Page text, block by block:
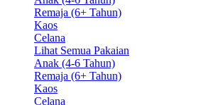
Remaja (6+ Tahun)
Kaos
Celana
Lihat Semua Pakaian
Anak (4-6 Tahun)
Remaja (6+ Tahun)
Kaos
Celana